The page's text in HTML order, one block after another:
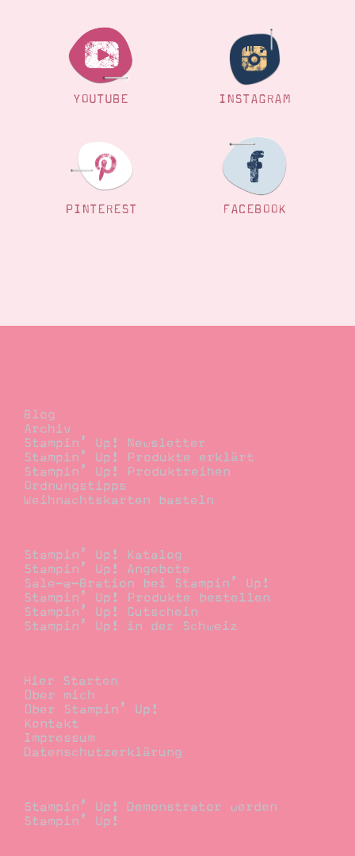
YOUTUBE INSTAGRAM
PINTEREST FACEBOOK
Blog
Archiv
Stampin’ Up! Newsletter
Stampin’ Up! Produkte erklärt
Stampin’ Up! Produktreihen
Ordnungstipps
Weihnachtskarten basteln
Stampin’ Up! Katalog
Stampin’ Up! Angebote
Sale-a-Bration bei Stampin’ Up!
Stampin’ Up! Produkte bestellen
Stampin’ Up! Gutschein
Stampin’ Up! in der Schweiz
Hier Starten
Über mich
Über Stampin’ Up!
Kontakt
Impressum
Datenschutzerklärung
Stampin’ Up! Demonstrator werden
Stampin’ Up!